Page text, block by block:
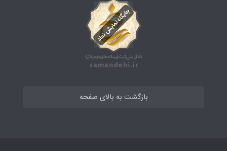
بازگشت به بالای صفحه